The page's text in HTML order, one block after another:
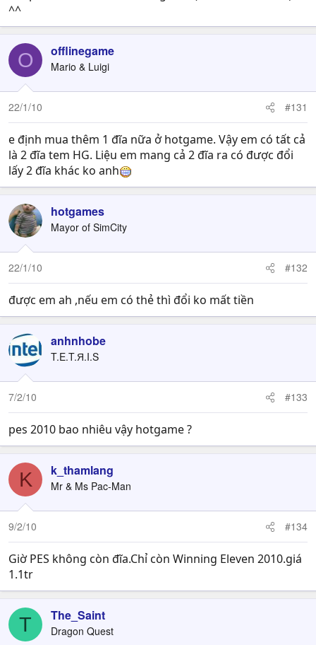
^^
O offlinegame
Mario & Luigi
22/1/10 #131
e định mua thêm 1 đĩa nữa ở hotgame. Vậy em có tất cả
là 2 đĩa tem HG. Liệu em mang cả 2 đĩa ra có được đổi
lấy 2 đĩa khác ko anh
hotgames
Mayor of SimCity
22/1/10 #132
được em ah ,nếu em có thẻ thì đổi ko mất tiền
anhnhobe
T.E.T.Я.I.S
7/2/10 #133
pes 2010 bao nhiêu vậy hotgame ?
K k_thamlang
Mr & Ms Pac-Man
9/2/10 #134
Giờ PES không còn đĩa.Chỉ còn Winning Eleven 2010.giá
1.1tr
T The_Saint
Dragon Quest